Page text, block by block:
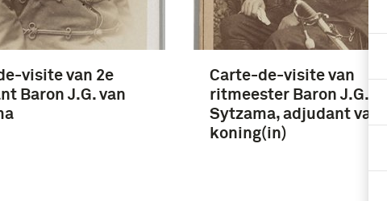
visite van 2e
Baron J.G. van
Carte-de-visite van
ritmeester Baron J.G.
Sytzama, adjudant van
koning(in)